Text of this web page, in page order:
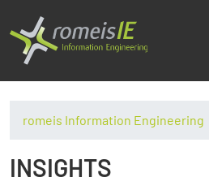
romeis Information Engineering
INSIGHTS